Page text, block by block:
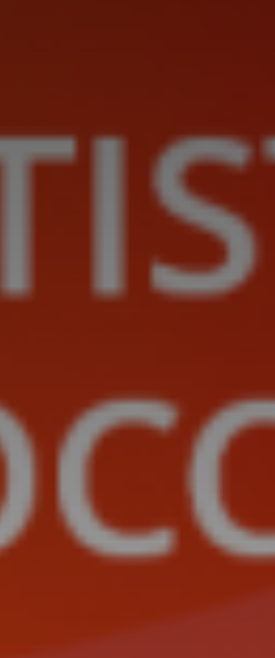
Adresse email*
Statut / Organisation
termes et conditions
* Champ obligatoire
Nom
Statut / Organisation